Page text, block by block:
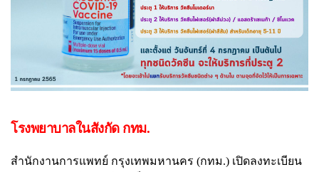
โรงพยาบาลในสังกัด กทม.
สำนักงานการแพทย์ กรุงเทพมหานคร (กทม.) เปิดลงทะเบียน